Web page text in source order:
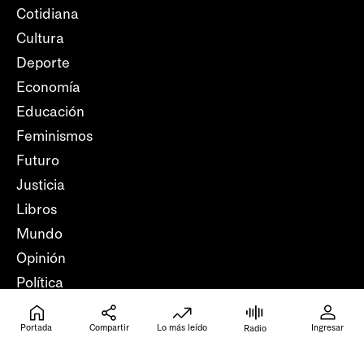
Cotidiana
Cultura
Deporte
Economía
Educación
Feminismos
Futuro
Justicia
Libros
Mundo
Opinión
Política
Salud
Trabajo
Portada Compartir Lo más leído Radio Ingresar